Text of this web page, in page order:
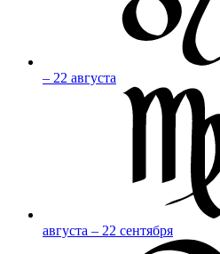
– 22 августа
августа – 22 сентября